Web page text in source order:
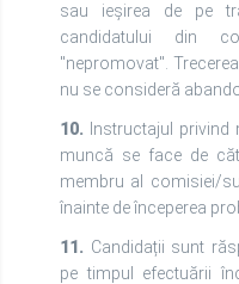
sau ieșirea de pe
candidatului din
"nepromovat".
nu se consideră
10. Instructajul privind
muncă se face de
membru al comisiei/
înainte de începerea
11. Candidații sunt
pe timpul efectuării